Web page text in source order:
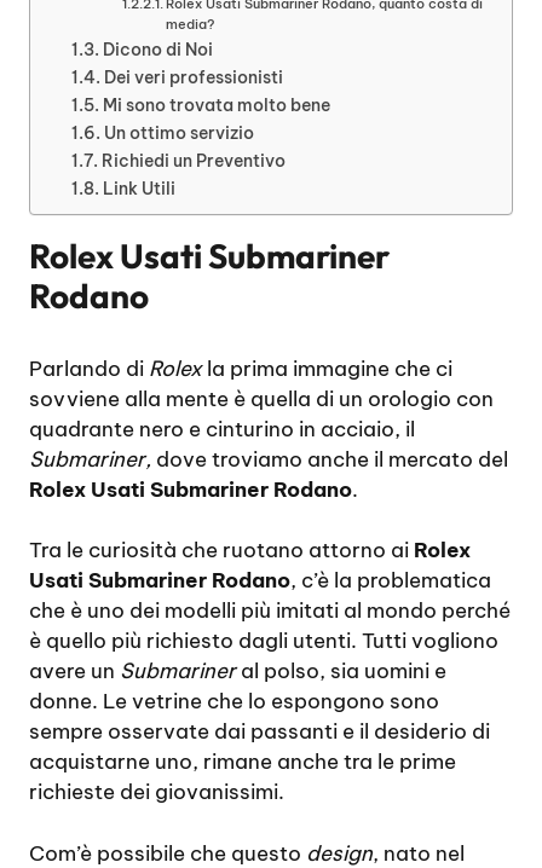
Rolex Usati Submariner Rodano, quanto costa di
media?
Dicono di Noi
Dei veri professionisti
Mi sono trovata molto bene
Un ottimo servizio
Richiedi un Preventivo
Link Utili
Rolex Usati Submariner
Rodano
Parlando di Rolexla prima immagine che ci
sovviene alla mente è quella di un orologio con
quadrante nero e cinturino in acciaio, il
Submariner, dove troviamo anche il mercato del
Rolex Usati Submariner Rodano.
Tra le curiosità che ruotano attorno ai Rolex
Usati Submariner Rodano, c’è la problematica
che è uno dei modelli più imitati al mondo perché
è quello più richiesto dagli utenti. Tutti vogliono
avere un Submarineral polso, sia uomini e
donne. Le vetrine che lo espongono sono
sempre osservate dai passanti e il desiderio di
acquistarne uno, rimane anche tra le prime
richieste dei giovanissimi.
Com’è possibile che questo design, nato nel